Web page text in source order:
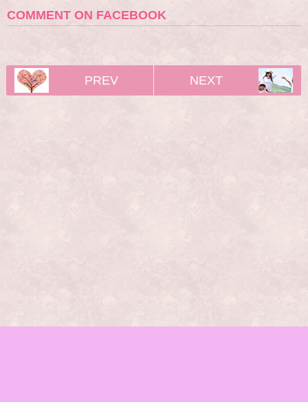
COMMENT ON FACEBOOK
PREV NEXT